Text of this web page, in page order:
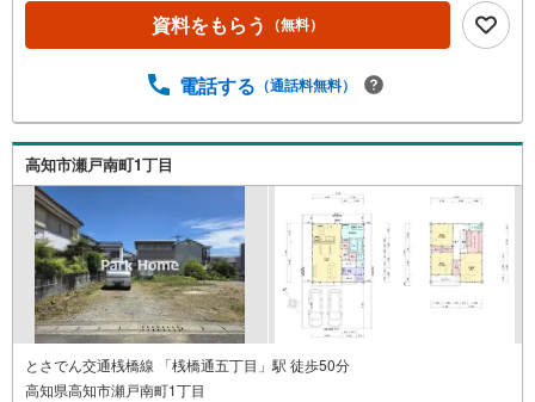
資料をもらう （無料）
電話する （通話料無料）
高知市瀬戸南町1丁目
とさでん交通桟橋線 「桟橋通五丁目」駅 徒歩50分
高知県高知市瀬戸南町1丁目